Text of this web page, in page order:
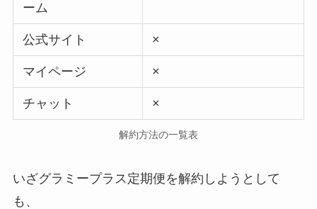
ーム
公式サイト ×
マイページ ×
チャット ×
解約方法の一覧表
いざグラミープラス定期便を解約しようとして
も、